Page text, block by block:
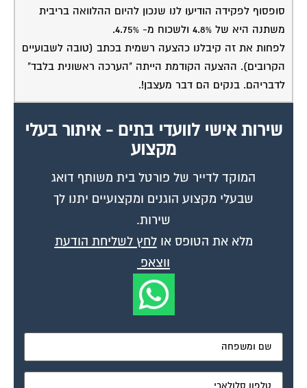
סופסוף לפקידה הודיעו לנו שנכון להיום ההלוואה בריבית
משתנה היא של 4.8% ולשכוח מ- 4.75%.
לפחות את זה קיבלנו כהצעה רשמית בכתב (טובה לשבועיים
הקרובים). ההצעה הקודמת הייתה "הערכה ראשונית בלבד"
לדבריהם. בנקים הם דבר מעצבן!.
שירות אישי לוועדי בתים - איתור בעלי
מקצוע
המוקד לדייר של פורטל בית משותף דואג
שבעלי מקצוע הוגנים ומקצועיים יתנו לך
שירות.
מלא את הטופס אולחץ לשליחת הודעת
ווצאפ